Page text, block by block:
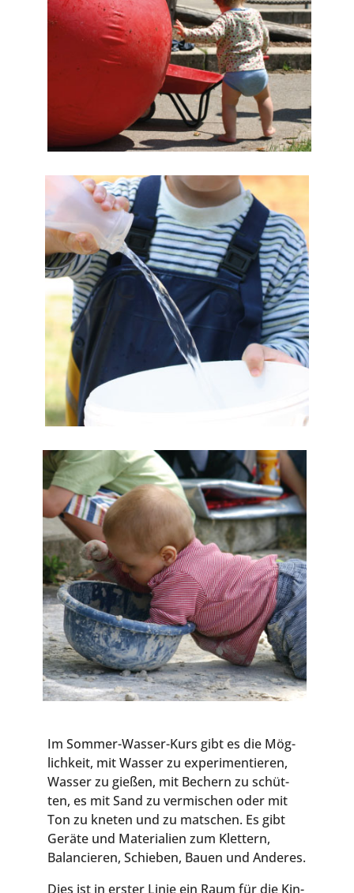
Im Som­mer-Was­ser-Kurs gibt es die Mög­
lich­keit, mit Was­ser zu expe­ri­men­tie­ren,
Was­ser zu gie­ßen, mit Bechern zu schüt­
ten, es mit Sand zu ver­mi­schen oder mit
Ton zu kne­ten und zu mat­schen. Es gibt
Gerä­te und Mate­ria­li­en zum Klet­tern,
Balan­cie­ren, Schie­ben, Bau­en und Anderes.
Dies ist in ers­ter Linie ein Raum für die Kin­